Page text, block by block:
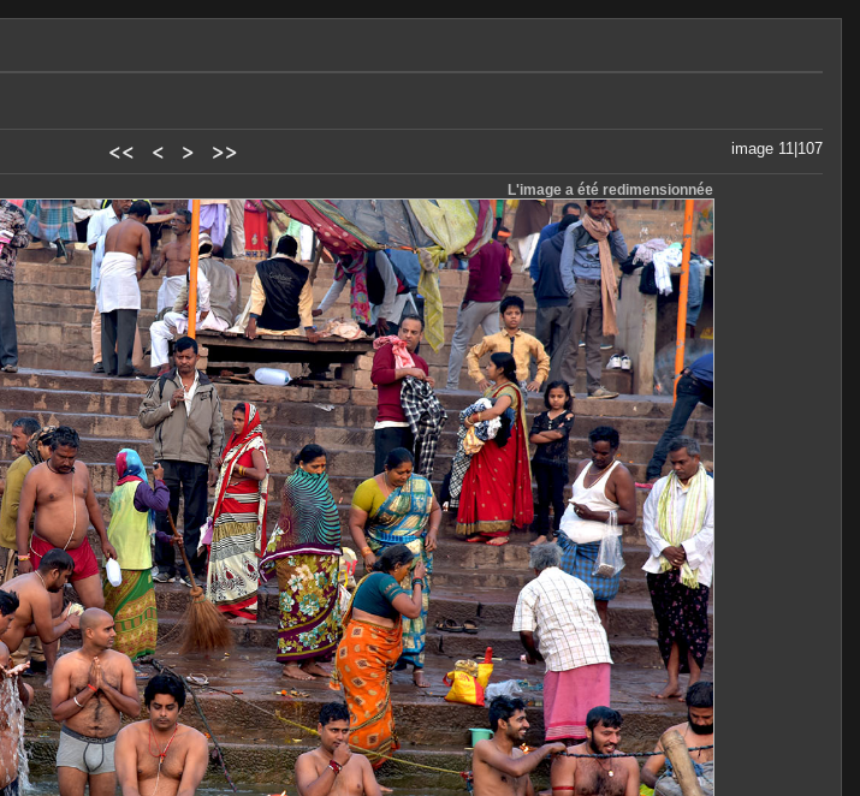
image 11|107
<< < > >>
L'image a été redimensionnée